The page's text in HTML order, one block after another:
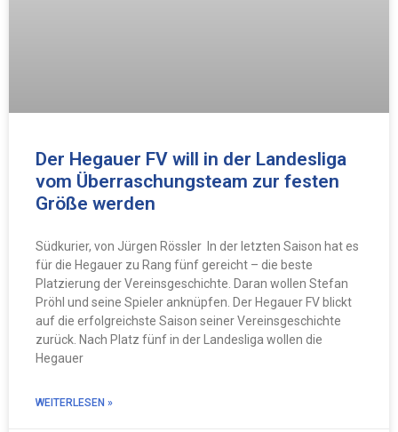
Der Hegauer FV will in der Landesliga
vom Überraschungsteam zur festen
Größe werden
Südkurier, von Jürgen Rössler In der letzten Saison hat es
für die Hegauer zu Rang fünf gereicht – die beste
Platzierung der Vereinsgeschichte. Daran wollen Stefan
Pröhl und seine Spieler anknüpfen. Der Hegauer FV blickt
auf die erfolgreichste Saison seiner Vereinsgeschichte
zurück. Nach Platz fünf in der Landesliga wollen die
Hegauer
WEITERLESEN »